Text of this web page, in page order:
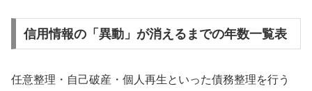
信用情報の「異動」が消えるまでの年数一覧表
任意整理・自己破産・個人再生といった債務整理を行う